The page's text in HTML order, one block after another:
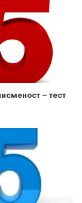
– тест